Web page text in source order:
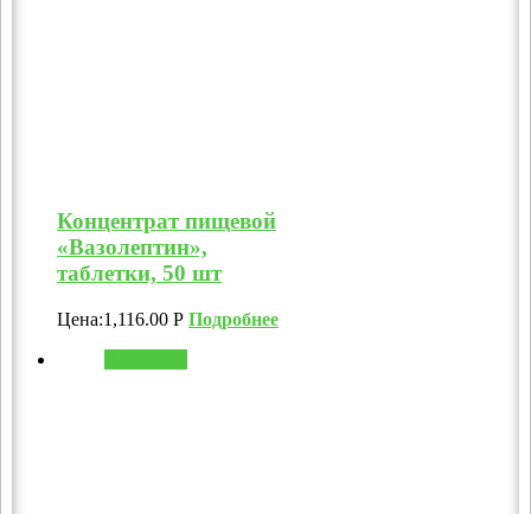
Концентрат пищевой
«Вазолептин»,
таблетки, 50 шт
Цена:1,116.00 Р Подробнее